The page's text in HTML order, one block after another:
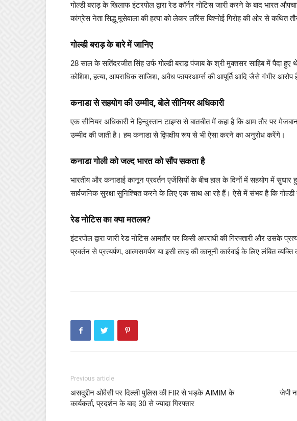
गोल्डी बराड़ के खिलाफ इंटरपोल द्वारा रेड कॉर्नर नोटिस जारी करने के बाद भारत
कांग्रेस नेता सिद्धू मूसेवाला की हत्या को लेकर लॉरेंस बिश्नोई गिरोह की ओर से कथित
गोल्डी बराड़ के बारे में जानिए
28 साल के सतिंदरजीत सिंह उर्फ गोल्डी बराड़ पंजाब के श्री मुक्तसर साहिब में पैदा
कोशिश, हत्या, आपराधिक साजिश, अवैध फायरआर्म्स की आपूर्ति आदि जैसे गंभीर आरोप
कनाडा से सहयोग की उम्मीद, बोले सीनियर अधिकारी
एक सीनियर अधिकारी ने हिन्दुस्तान टाइम्स से बातचीत में कहा है कि आम तौर पर
उम्मीद की जाती है। हम कनाडा से द्विपक्षीय रूप से भी ऐसा करने का अनुरोध करेंगे।
कनाडा गोली को जल्द भारत को सौंप सकता है
भारतीय और कनाडाई कानून प्रवर्तन एजेंसियों के बीच हाल के दिनों में सहयोग में
सार्वजनिक सुरक्षा सुनिश्चित करने के लिए एक साथ आ रहे हैं। ऐसे में संभव है कि गोल्डी
रेड नोटिस का क्या मतलब?
इंटरपोल द्वारा जारी रेड नोटिस आमतौर पर किसी अपराधी की गिरफ्तारी और उसके
प्रवर्तन से प्रत्यर्पण, आत्मसमर्पण या इसी तरह की कानूनी कार्रवाई के लिए लंबित
Previous article
असदुद्दीन ओवैसी पर दिल्ली पुलिस की FIR से भड़के AIMIM के
कार्यकर्ता, प्रदर्शन के बाद 30 से ज्यादा गिरफ्तार
जेपी